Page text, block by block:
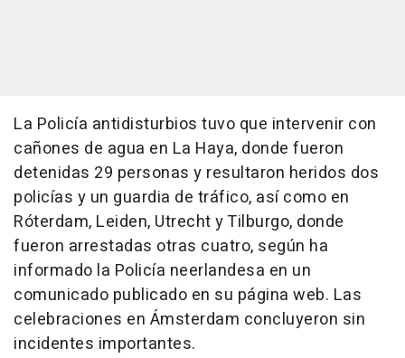
La Policía antidisturbios tuvo que intervenir con
cañones de agua en La Haya, donde fueron
detenidas 29 personas y resultaron heridos dos
policías y un guardia de tráfico, así como en
Róterdam, Leiden, Utrecht y Tilburgo, donde
fueron arrestadas otras cuatro, según ha
informado la Policía neerlandesa en un
comunicado publicado en su página web. Las
celebraciones en Ámsterdam concluyeron sin
incidentes importantes.